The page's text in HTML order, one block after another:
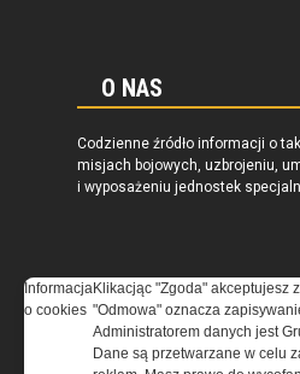
O NAS
Codzienne źródło informacji o
misjach bojowych, uzbrojeniu,
i wyposażeniu jednostek
REGULAMIN
Regulamin określa zasady
Informacja
o cookies
Klikacjąc "Zgoda" akceptujesz
"Odmowa" oznacza
Administratorem danych jest
Dane są przetwarzane w celu